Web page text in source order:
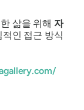
삶을 위해 자
인 접근 방식